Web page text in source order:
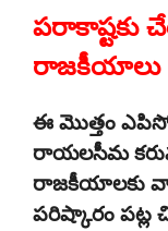
పరాకాష్టకు
రాజకీయాలు
ఈ మొత్తం
రాయలసీమ
రాజకీయాలకు
పరిష్కారం పట్ల